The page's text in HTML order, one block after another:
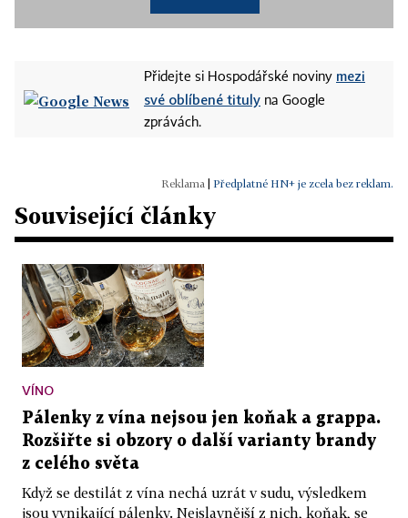
Přidejte si Hospodářské noviny mezi
své oblíbené tituly na Google
zprávách.
Předplatné HN+ je zcela bez reklam.
Související články
VÍNO
Pálenky z vína nejsou jen koňak a grappa.
Rozšiřte si obzory o další varianty brandy
z celého světa
Když se destilát z vína nechá uzrát v sudu, výsledkem
jsou vynikající pálenky. Nejslavnější z nich, koňak, se